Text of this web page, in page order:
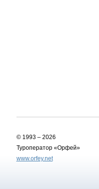
© 1993 – 2026
Туроператор «Орфей»
www.orfey.net